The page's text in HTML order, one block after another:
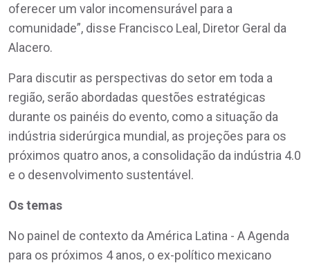
oferecer um valor incomensurável para a
comunidade”, disse Francisco Leal, Diretor Geral da
Alacero.
Para discutir as perspectivas do setor em toda a
região, serão abordadas questões estratégicas
durante os painéis do evento, como a situação da
indústria siderúrgica mundial, as projeções para os
próximos quatro anos, a consolidação da indústria 4.0
e o desenvolvimento sustentável.
Os temas
No painel de contexto da América Latina - A Agenda
para os próximos 4 anos, o ex-político mexicano